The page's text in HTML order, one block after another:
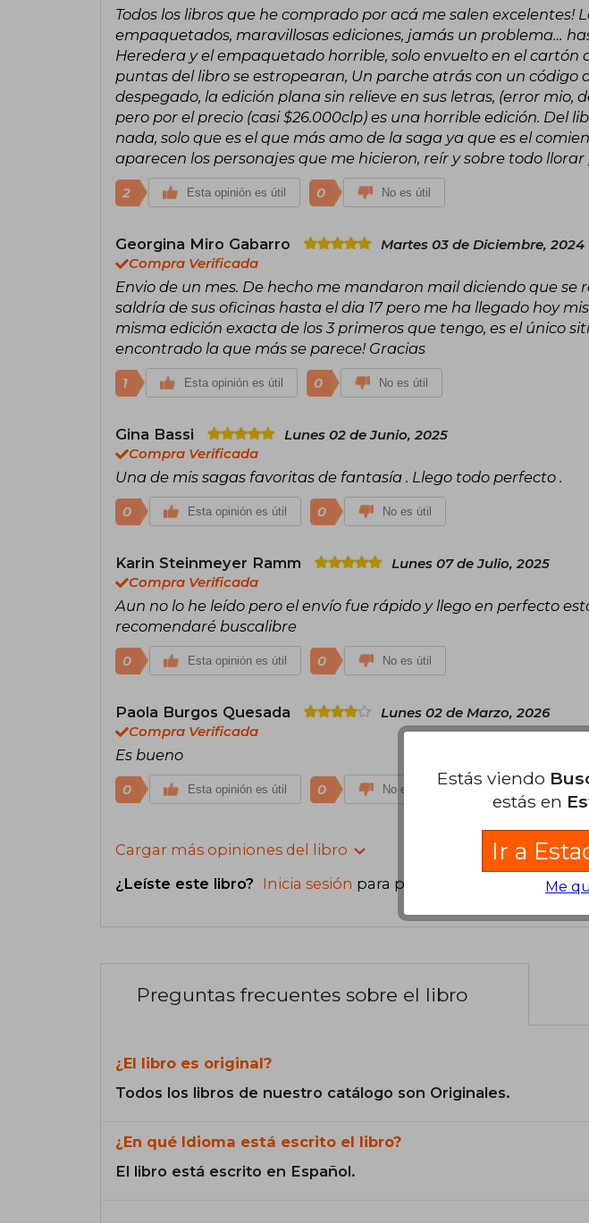
Todos los libros que he comprado por acá me salen excelentes!
empaquetados, maravillosas ediciones, jamás un problema…
Heredera y el empaquetado horrible, solo envuelto en el cartón
puntas del libro se estropearan, Un parche atrás con un código
despegado, la edición plana sin relieve en sus letras, (error mio,
pero por el precio (casi $26.000clp) es una horrible edición. Del
nada, solo que es el que más amo de la saga ya que es el
aparecen los personajes que me hicieron, reír y sobre todo llorar
2 Esta opinión es útil 0 No es útil
Georgina Miro Gabarro
Martes 03 de Diciembre, 2024
Compra Verificada
Envio de un mes. De hecho me mandaron mail diciendo que se
saldría de sus oficinas hasta el dia 17 pero me ha llegado hoy
misma edición exacta de los 3 primeros que tengo, es el único
encontrado la que más se parece! Gracias
1 Esta opinión es útil 0 No es útil
Gina Bassi
Lunes 02 de Junio, 2025
Compra Verificada
Una de mis sagas favoritas de fantasía . Llego todo perfecto .
0 Esta opinión es útil 0 No es útil
Karin Steinmeyer Ramm
Lunes 07 de Julio, 2025
Compra Verificada
Aun no lo he leído pero el envío fue rápido y llego en perfecto
recomendaré buscalibre
0 Esta opinión es útil 0 No es útil
Paola Burgos Quesada
Lunes 02 de Marzo, 2026
Compra Verificada
Es bueno
0 Esta opinión es útil 0 No es útil
Cargar más opiniones del libro
¿Leíste este libro? Inicia sesión para poder agregar tu propia
Preguntas frecuentes sobre el libro
¿El libro es original?
Todos los libros de nuestro catálogo son Originales.
¿En qué Idioma está escrito el libro?
El libro está escrito en Español.
Estás viendo
estás en
Ir a
Me